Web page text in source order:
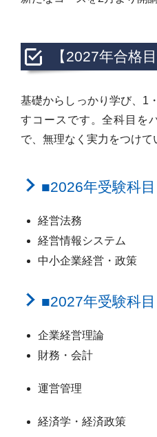
【2027年合格
基礎からしっかり学び、1
すコースです。全科目を
で、無理なく実力をつけて
■2026年受験科目
経営法務
経営情報システム
中小企業経営・政策
■2027年受験科目
企業経営理論
財務・会計
運営管理
経済学・経済政策